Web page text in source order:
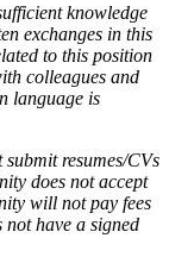
knowledge
exchanges in this
to this position
colleagues and
language is
resumes/CVs
does not accept
will not pay fees
have a signed